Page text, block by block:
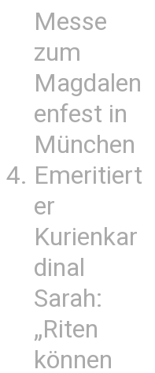
Messe
zum
Magdalen
enfest in
München
Emeritiert
er
Kurienkar
dinal
Sarah:
„Riten
können